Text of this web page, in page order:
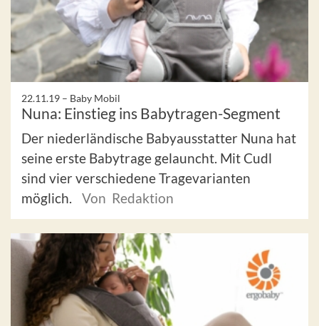
22.11.19 – Baby Mobil
Nuna: Einstieg ins Babytragen-Segment
Der niederländische Babyausstatter Nuna hat
seine erste Babytrage gelauncht. Mit Cudl
sind vier verschiedene Tragevarianten
möglich.
Von Redaktion